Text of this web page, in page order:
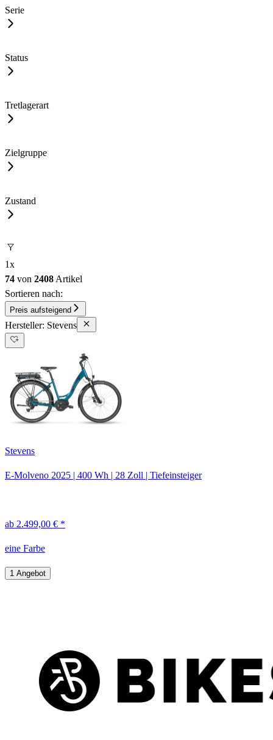
Serie
Status
Tretlagerart
Zielgruppe
Zustand
1x
74 von 2408 Artikel
Sortieren nach:
Preis aufsteigend
Hersteller: Stevens
Stevens
E-Molveno 2025 | 400 Wh | 28 Zoll | Tiefeinsteiger
ab 2.499,00 € *
eine Farbe
1 Angebot